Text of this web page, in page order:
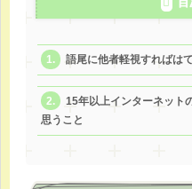
語尾に他者軽視すればは
15年以上インターネット
思うこと